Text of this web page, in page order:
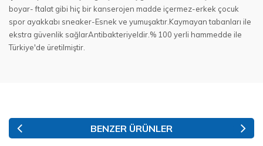
boyar- ftalat gibi hiç bir kanserojen madde içermez-erkek çocuk
spor ayakkabı sneaker-Esnek ve yumuşaktır.Kaymayan tabanları ile
ekstra güvenlik sağlarAntibakteriyeldir.% 100 yerli hammedde ile
Türkiye'de üretilmiştir.
BENZER ÜRÜNLER